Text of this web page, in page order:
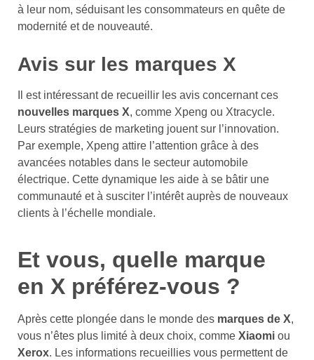
à leur nom, séduisant les consommateurs en quête de
modernité et de nouveauté.
Avis sur les marques X
Il est intéressant de recueillir les avis concernant ces
nouvelles marques X, comme Xpeng ou Xtracycle.
Leurs stratégies de marketing jouent sur l’innovation.
Par exemple, Xpeng attire l’attention grâce à des
avancées notables dans le secteur automobile
électrique. Cette dynamique les aide à se bâtir une
communauté et à susciter l’intérêt auprès de nouveaux
clients à l’échelle mondiale.
Et vous, quelle marque
en X préférez-vous ?
Après cette plongée dans le monde des marques de X,
vous n’êtes plus limité à deux choix, comme Xiaomi ou
Xerox. Les informations recueillies vous permettent de